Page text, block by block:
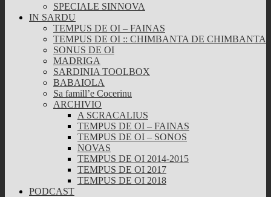
SPECIALE SINNOVA
IN SARDU
TEMPUS DE OI – FAINAS
TEMPUS DE OI :: CHIMBANTA DE CHIMBANTA
SONUS DE OI
MADRIGA
SARDINIA TOOLBOX
BABAIOLA
Sa famill’e Cocerinu
ARCHIVIO
A SCRACALIUS
TEMPUS DE OI – FAINAS
TEMPUS DE OI – SONOS
NOVAS
TEMPUS DE OI 2014-2015
TEMPUS DE OI 2017
TEMPUS DE OI 2018
PODCAST